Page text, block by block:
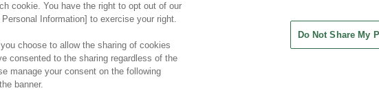
cookie. You have the right to opt out of our
Information] to exercise your right.
choose to allow the sharing of cookies
consented to the sharing regardless of the
manage your consent on the following
banner.
Do Not Share My